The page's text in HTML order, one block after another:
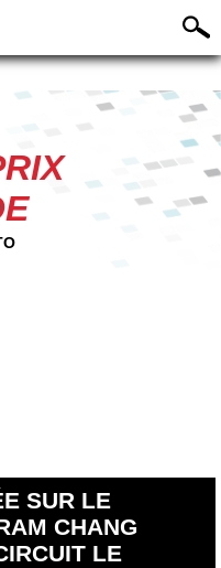
SUR LE
CHANG
LE